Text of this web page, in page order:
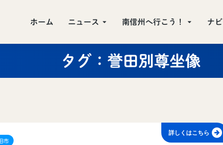
ホーム ニュース 南信州へ行こう！ ナビ
タグ：誉田別尊坐像
詳しくはこちら
市